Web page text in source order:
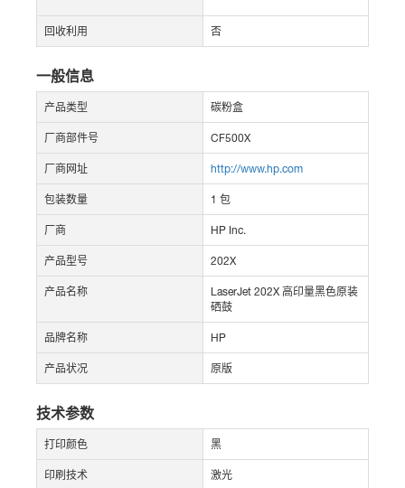
回收利用 否
一般信息
产品类型 碳粉盒
厂商部件号 CF500X
厂商网址 http://www.hp.com
包装数量 1 包
厂商 HP Inc.
产品型号 202X
产品名称
LaserJet 202X 高印量黑色原装
硒鼓
品牌名称 HP
产品状况 原版
技术参数
打印颜色 黑
印刷技术 激光